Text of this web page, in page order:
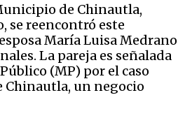
de Chinautla,
se reencontró este
María Luisa Medrano
La pareja es señalada
(MP) por el caso
un negocio